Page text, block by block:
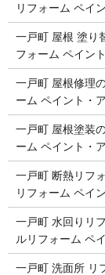
リフォーム ペイ
一戸町 屋根 塗り
フォーム ペイン
一戸町 屋根修理
ーム ペイント・
一戸町 屋根塗装
ーム ペイント・
一戸町 断熱リフ
リフォーム ペイ
一戸町 水回りリ
ルリフォーム ペ
一戸町 洗面所 リ